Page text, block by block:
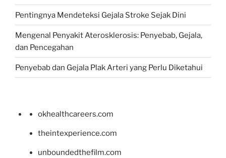
Pentingnya Mendeteksi Gejala Stroke Sejak Dini
Mengenal Penyakit Aterosklerosis: Penyebab, Gejala,
dan Pencegahan
Penyebab dan Gejala Plak Arteri yang Perlu Diketahui
okhealthcareers.com
theintexperience.com
unboundedthefilm.com